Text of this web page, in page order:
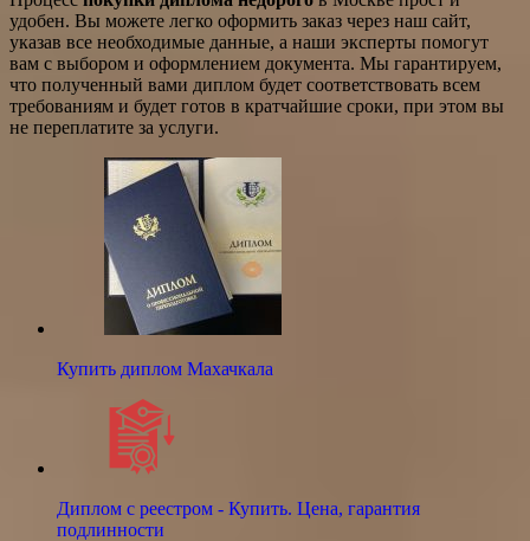
удобен. Вы можете легко оформить заказ через наш сайт,
указав все необходимые данные, а наши эксперты помогут
вам с выбором и оформлением документа. Мы гарантируем,
что полученный вами диплом будет соответствовать всем
требованиям и будет готов в кратчайшие сроки, при этом вы
не переплатите за услуги.
Купить диплом Махачкала
Диплом с реестром - Купить. Цена, гарантия
подлинности